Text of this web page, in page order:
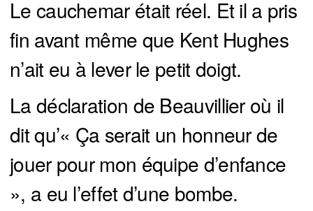
Le cauchemar était réel. Et il a pris
fin avant même que Kent Hughes
n’ait eu à lever le petit doigt.
La déclaration de Beauvillier où il
dit qu’« Ça serait un honneur de
jouer pour mon équipe d’enfance
», a eu l’effet d’une bombe.